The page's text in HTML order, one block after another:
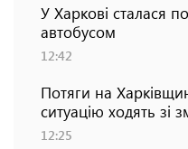
У Харкові сталася
автобусом
12:42
Потяги на
ситуацію ходять зі
12:25